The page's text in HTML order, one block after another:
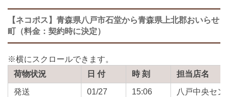
【ネコポス】青森県八戸市石堂から青森県上北郡おいらせ
町（料金：契約時に決定）
荷物状況 日 付 時 刻 担当店名
発送 01/27 15:06 八戸中央セン